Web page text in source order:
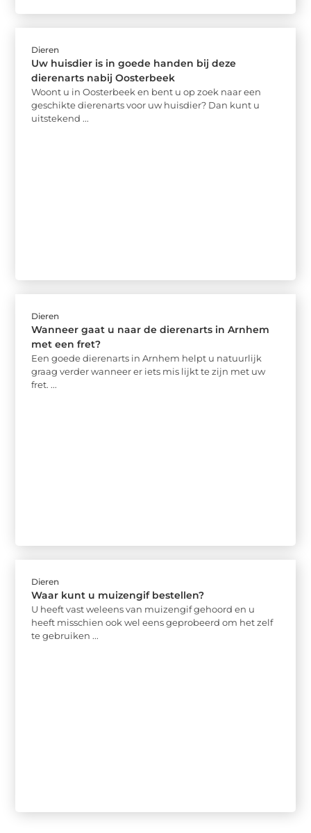
Dieren
Uw huisdier is in goede handen bij deze
dierenarts nabij Oosterbeek
Woont u in Oosterbeek en bent u op zoek naar een
geschikte dierenarts voor uw huisdier? Dan kunt u
uitstekend ...
Dieren
Wanneer gaat u naar de dierenarts in Arnhem
met een fret?
Een goede dierenarts in Arnhem helpt u natuurlijk
graag verder wanneer er iets mis lijkt te zijn met uw
fret. ...
Dieren
Waar kunt u muizengif bestellen?
U heeft vast weleens van muizengif gehoord en u
heeft misschien ook wel eens geprobeerd om het zelf
te gebruiken ...